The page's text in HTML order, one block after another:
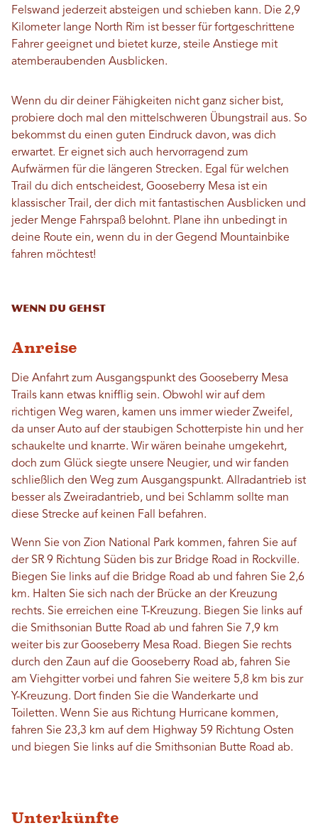
Felswand jederzeit absteigen und schieben kann. Die 2,9
Kilometer lange North Rim ist besser für fortgeschrittene
Fahrer geeignet und bietet kurze, steile Anstiege mit
atemberaubenden Ausblicken.
Wenn du dir deiner Fähigkeiten nicht ganz sicher bist,
probiere doch mal den mittelschweren Übungstrail aus. So
bekommst du einen guten Eindruck davon, was dich
erwartet. Er eignet sich auch hervorragend zum
Aufwärmen für die längeren Strecken. Egal für welchen
Trail du dich entscheidest, Gooseberry Mesa ist ein
klassischer Trail, der dich mit fantastischen Ausblicken und
jeder Menge Fahrspaß belohnt. Plane ihn unbedingt in
deine Route ein, wenn du in der Gegend Mountainbike
fahren möchtest!
Wenn du gehst
Anreise
Die Anfahrt zum Ausgangspunkt des Gooseberry Mesa
Trails kann etwas knifflig sein. Obwohl wir auf dem
richtigen Weg waren, kamen uns immer wieder Zweifel,
da unser Auto auf der staubigen Schotterpiste hin und her
schaukelte und knarrte. Wir wären beinahe umgekehrt,
doch zum Glück siegte unsere Neugier, und wir fanden
schließlich den Weg zum Ausgangspunkt. Allradantrieb ist
besser als Zweiradantrieb, und bei Schlamm sollte man
diese Strecke auf keinen Fall befahren.
Wenn Sie von Zion National Park kommen, fahren Sie auf
der SR 9 Richtung Süden bis zur Bridge Road in Rockville.
Biegen Sie links auf die Bridge Road ab und fahren Sie 2,6
km. Halten Sie sich nach der Brücke an der Kreuzung
rechts. Sie erreichen eine T-Kreuzung. Biegen Sie links auf
die Smithsonian Butte Road ab und fahren Sie 7,9 km
weiter bis zur Gooseberry Mesa Road. Biegen Sie rechts
durch den Zaun auf die Gooseberry Road ab, fahren Sie
am Viehgitter vorbei und fahren Sie weitere 5,8 km bis zur
Y-Kreuzung. Dort finden Sie die Wanderkarte und
Toiletten. Wenn Sie aus Richtung Hurricane kommen,
fahren Sie 23,3 km auf dem Highway 59 Richtung Osten
und biegen Sie links auf die Smithsonian Butte Road ab.
Unterkünfte